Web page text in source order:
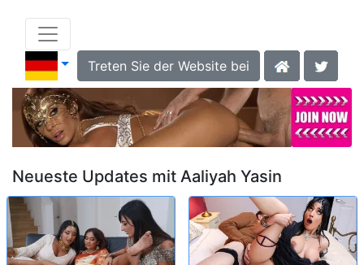
Treten Sie der Website bei
Neueste Updates mit Aaliyah Yasin